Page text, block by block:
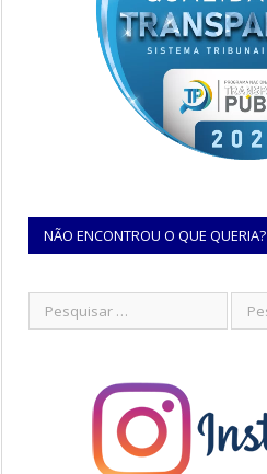
NÃO ENCONTROU O QUE QUERIA?